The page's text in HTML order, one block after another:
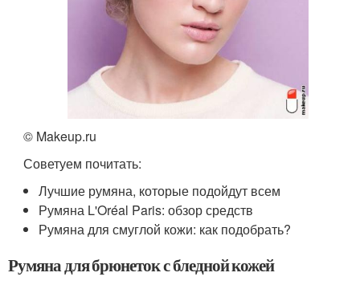
© Makeup.ru
Советуем почитать:
Лучшие румяна, которые подойдут всем
Румяна L'Oréal Paris: обзор средств
Румяна для смуглой кожи: как подобрать?
Румяна для брюнеток с бледной кожей